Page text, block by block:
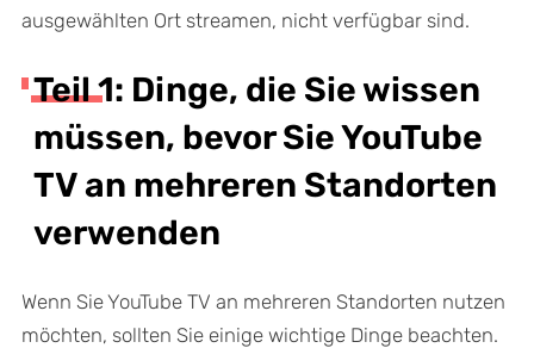
ausgewählten Ort streamen, nicht verfügbar sind.
Teil 1: Dinge, die Sie wissen
müssen, bevor Sie YouTube
TV an mehreren Standorten
verwenden
Wenn Sie YouTube TV an mehreren Standorten nutzen
möchten, sollten Sie einige wichtige Dinge beachten.